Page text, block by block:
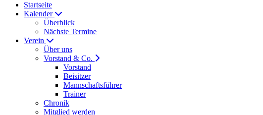
Startseite
Kalender
Überblick
Nächste Termine
Verein
Über uns
Vorstand & Co.
Vorstand
Beisitzer
Mannschaftsführer
Trainer
Chronik
Mitglied werden